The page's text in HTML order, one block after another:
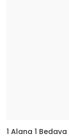
1 Alana 1 Bedava